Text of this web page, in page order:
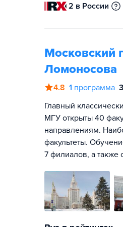
2 в России
Московский
Ломоносова
4.8 1 программа
Главный
МГУ открыты 40
направлениям.
факультеты.
7 филиалов, а